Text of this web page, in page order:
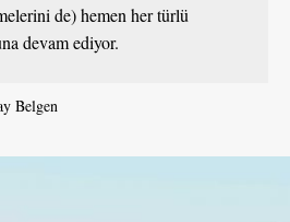
de) hemen her türlü
devam ediyor.
Belgen